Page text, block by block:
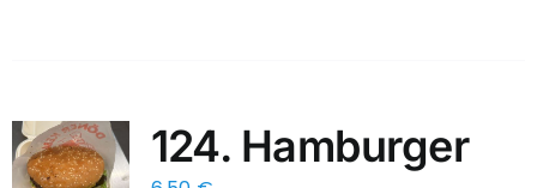
124. Hamburger